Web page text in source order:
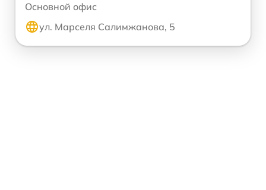
Основной офис
ул. Марселя Салимжанова, 5